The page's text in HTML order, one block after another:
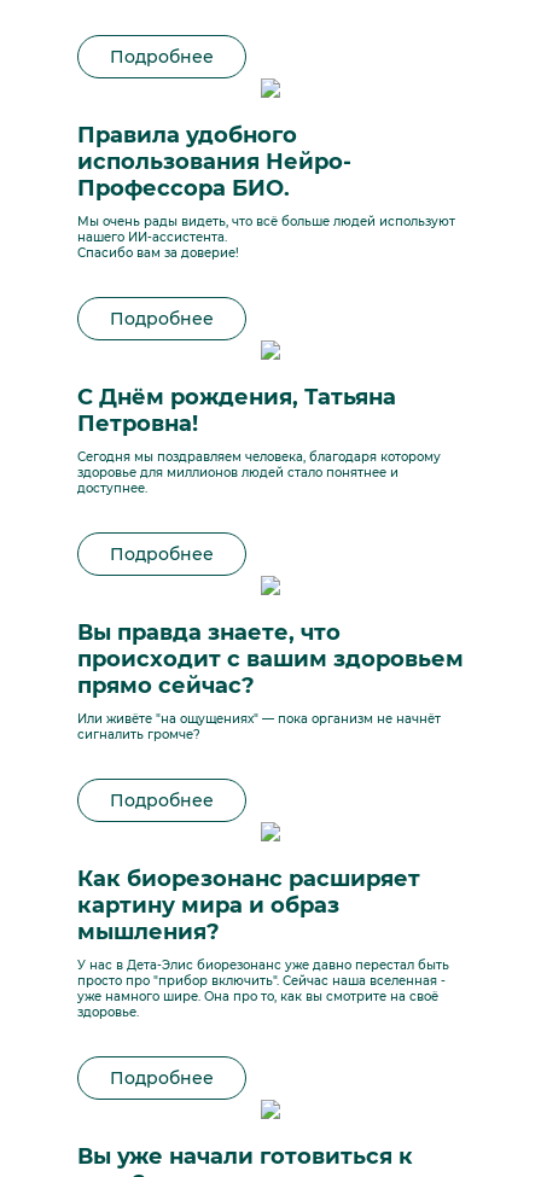
Подробнее
Правила удобного
использования Нейро-
Профессора БИО.
Мы очень рады видеть, что всё больше людей используют
нашего ИИ-ассистента.
Спасибо вам за доверие!
Подробнее
С Днём рождения, Татьяна
Петровна!
Сегодня мы поздравляем человека, благодаря которому
здоровье для миллионов людей стало понятнее и
доступнее.
Подробнее
Вы правда знаете, что
происходит с вашим здоровьем
прямо сейчас?
Или живёте "на ощущениях" — пока организм не начнёт
сигналить громче?
Подробнее
Как биорезонанс расширяет
картину мира и образ
мышления?
У нас в Дета-Элис биорезонанс уже давно перестал быть
просто про "прибор включить". Сейчас наша вселенная -
уже намного шире. Она про то, как вы смотрите на своё
здоровье.
Подробнее
Вы уже начали готовиться к